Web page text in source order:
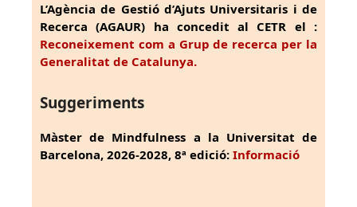
L’Agència de Gestió d’Ajuts Universitaris i de
Recerca (AGAUR) ha concedit al CETR el :
Reconeixement com a Grup de recerca per la
Generalitat de Catalunya.
Suggeriments
Màster de Mindfulness a la Universitat de
Barcelona, 2026-2028, 8ª edició: Informació